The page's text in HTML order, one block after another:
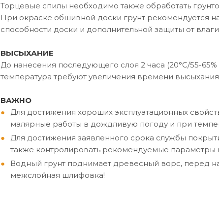
Торцевые спилы необходимо также обработать
При окраске обшивной доски грунт рекомендуется
способности доски и дополнительной защиты от
ВЫСЫХАНИЕ
До нанесения последующего слоя 2 часа (20°C/55-
температура требуют увеличения времени
ВАЖНО
Для достижения хороших эксплуатационных
малярные работы в дождливую погоду и при
Для достижения заявленного срока службы
также контролировать рекомендуемые параметры
Водный грунт поднимает древесный ворс, перед
межслойная шлифовка!